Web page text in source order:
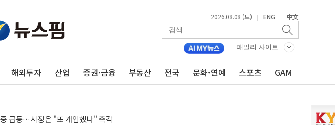
2026.08.08 (토) | ENG | 中文
패밀리 사이트
해외투자 산업 증권·금융 부동산 전국 문화·연예 스포츠 GAM
밖 부진에 연준 금리 인상 가능성 낮아지며 상승… STOXX 600 지수는 나흘 연속 최고치
…고용 감소에 9월 동결 전망 우세
국, '공동방위협정' 체결… 이스라엘·이란 위협에 맞설 자체 억지력 강화
회장 공사 중단 명령…트럼프 제동
르그섬', 최근 1주일 이상 '올스톱'… 美 해상봉쇄 영향
주 프리뷰...美 고용 쇼크에 반도체주 '활짝'